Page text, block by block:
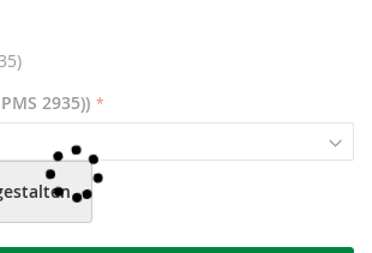
2935))